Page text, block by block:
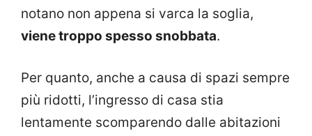
notano non appena si varca la soglia,
viene troppo spesso snobbata.
Per quanto, anche a causa di spazi sempre
più ridotti, l’ingresso di casa stia
lentamente scomparendo dalle abitazioni